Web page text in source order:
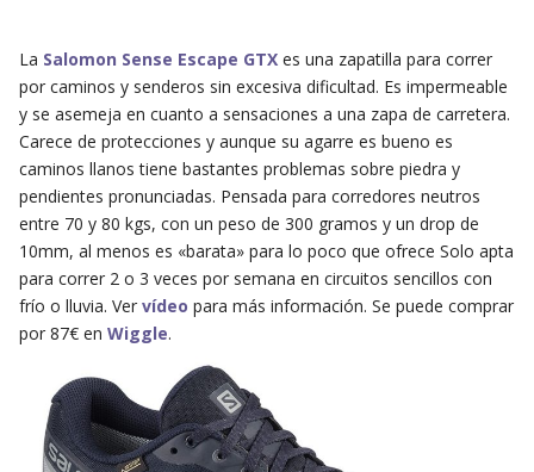
La Salomon Sense Escape GTXes una zapatilla para correr
por caminos y senderos sin excesiva dificultad. Es impermeable
y se asemeja en cuanto a sensaciones a una zapa de carretera.
Carece de protecciones y aunque su agarre es bueno es
caminos llanos tiene bastantes problemas sobre piedra y
pendientes pronunciadas. Pensada para corredores neutros
entre 70 y 80 kgs, con un peso de 300 gramos y un drop de
10mm, al menos es «barata» para lo poco que ofrece Solo apta
para correr 2 o 3 veces por semana en circuitos sencillos con
frío o lluvia. Ver vídeo para más información. Se puede comprar
por 87€ en Wiggle.